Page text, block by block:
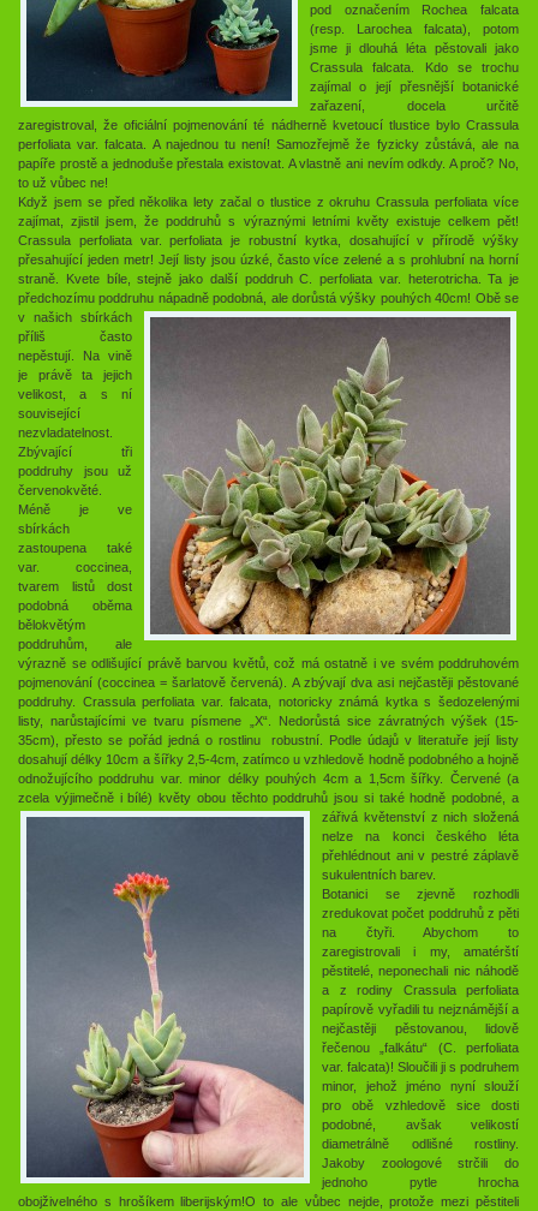
pod označením Rochea falcata
(resp. Larochea falcata), potom
jsme ji dlouhá léta pěstovali jako
Crassula falcata. Kdo se trochu
zajímal o její přesnější botanické
zařazení, docela určitě
zaregistroval, že oficiální pojmenování té nádherně kvetoucí tlustice bylo Crassula
perfoliata var. falcata. A najednou tu není! Samozřejmě že fyzicky zůstává, ale na
papíře prostě a jednoduše přestala existovat. A vlastně ani nevím odkdy. A proč? No,
to už vůbec ne!
Když jsem se před několika lety začal o tlustice z okruhu Crassula perfoliata více
zajímat, zjistil jsem, že poddruhů s výraznými letními květy existuje celkem pět!
Crassula perfoliata var. perfoliata je robustní kytka, dosahující v přírodě výšky
přesahující jeden metr! Její listy jsou úzké, často více zelené a s prohlubní na horní
straně. Kvete bíle, stejně jako další poddruh C. perfoliata var. heterotricha. Ta je
předchozímu poddruhu nápadně podobná, ale dorůstá výšky pouhých 40cm! Obě se
v našich sbírkách
příliš často
nepěstují. Na vině
je právě ta jejich
velikost, a s ní
související
nezvladatelnost.
Zbývající tři
poddruhy jsou už
červenokvěté.
Méně je ve
sbírkách
zastoupena také
var. coccinea,
tvarem listů dost
podobná oběma
bělokvětým
poddruhům, ale
výrazně se odlišující právě barvou květů, což má ostatně i ve svém poddruhovém
pojmenování (coccinea = šarlatově červená). A zbývají dva asi nejčastěji pěstované
poddruhy. Crassula perfoliata var. falcata, notoricky známá kytka s šedozelenými
listy, narůstajícími ve tvaru písmene „X“. Nedorůstá sice závratných výšek (15-
35cm), přesto se pořád jedná o rostlinu robustní. Podle údajů v literatuře její listy
dosahují délky 10cm a šířky 2,5-4cm, zatímco u vzhledově hodně podobného a hojně
odnožujícího poddruhu var. minor délky pouhých 4cm a 1,5cm šířky. Červené (a
zcela výjimečně i bílé) květy obou těchto poddruhů jsou si také hodně podobné, a
zářivá květenství z nich složená
nelze na konci českého léta
přehlédnout ani v pestré záplavě
sukulentních barev.
Botanici se zjevně rozhodli
zredukovat počet poddruhů z pěti
na čtyři. Abychom to
zaregistrovali i my, amatérští
pěstitelé, neponechali nic náhodě
a z rodiny Crassula perfoliata
papírově vyřadili tu nejznámější a
nejčastěji pěstovanou, lidově
řečenou „falkátu“ (C. perfoliata
var. falcata)! Sloučili ji s podruhem
minor, jehož jméno nyní slouží
pro obě vzhledově sice dosti
podobné, avšak velikostí
diametrálně odlišné rostliny.
Jakoby zoologové strčili do
jednoho pytle hrocha
obojživelného s hrošíkem liberijským!O to ale vůbec nejde, protože mezi pěstiteli